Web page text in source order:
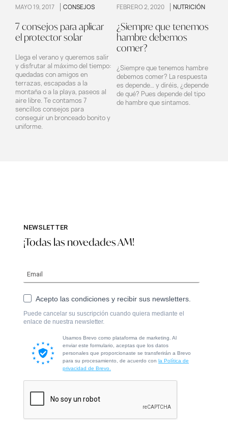
MAYO 19, 2017 CONSEJOS
7 consejos para aplicar
el protector solar
Llega el verano y queremos salir
y disfrutar al máximo del tiempo:
quedadas con amigos en
terrazas, escapadas a la
montaña o a la playa, paseos al
aire libre. Te contamos 7
sencillos consejos para
conseguir un bronceado bonito y
uniforme.
FEBRERO 2, 2020 NUTRICIÓN
¿Siempre que tenemos
hambre debemos
comer?
¿Siempre que tenemos hambre
debemos comer? La respuesta
es depende… y diréis, ¿depende
de qué? Pues depende del tipo
de hambre que sintamos.
NEWSLETTER
¡Todas las novedades AM!
Acepto las condiciones y recibir sus newsletters.
Puede cancelar su suscripción cuando quiera mediante el
enlace de nuestra newsletter.
Usamos Brevo como plataforma de marketing. Al
enviar este formulario, aceptas que los datos
personales que proporcionaste se transferirán a Brevo
para su procesamiento, de acuerdo con la Política de
privacidad de Brevo.